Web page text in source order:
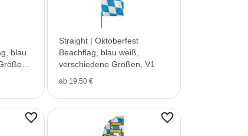
blau
Straight | Oktoberfest
Beachflag, blau weiß,
verschiedene Größen, V1
ab 19,50 €